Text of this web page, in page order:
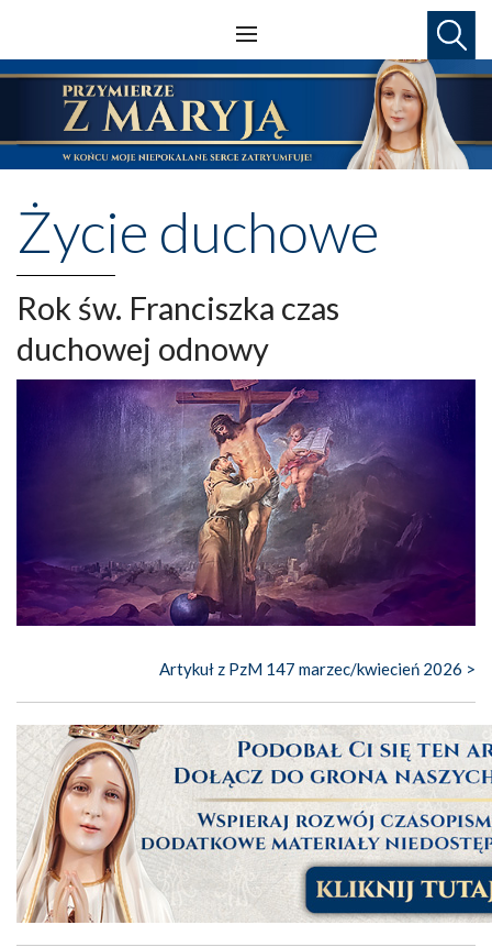
Życie duchowe
Rok św. Franciszka czas
duchowej odnowy
Artykuł z PzM 147 marzec/kwiecień 2026 >